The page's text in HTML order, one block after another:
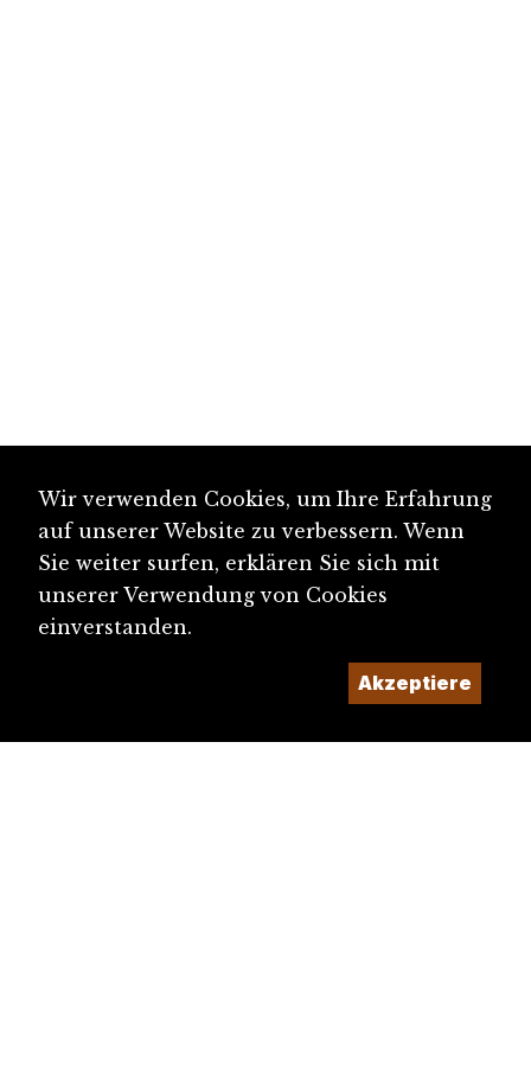
Wir verwenden Cookies, um Ihre Erfahrung
auf unserer Website zu verbessern. Wenn
Sie weiter surfen, erklären Sie sich mit
unserer Verwendung von Cookies
einverstanden.
Akzeptiere